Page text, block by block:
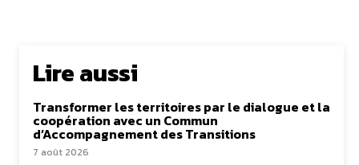
Lire aussi
Transformer les territoires par le dialogue et la
coopération avec un Commun
d’Accompagnement des Transitions
7 août 2026